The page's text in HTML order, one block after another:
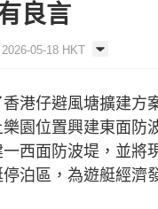
良言
05-18 HKT
仔避風塘擴建方
園位置興建東面防
西面防波堤，並將
泊區，為遊艇經濟